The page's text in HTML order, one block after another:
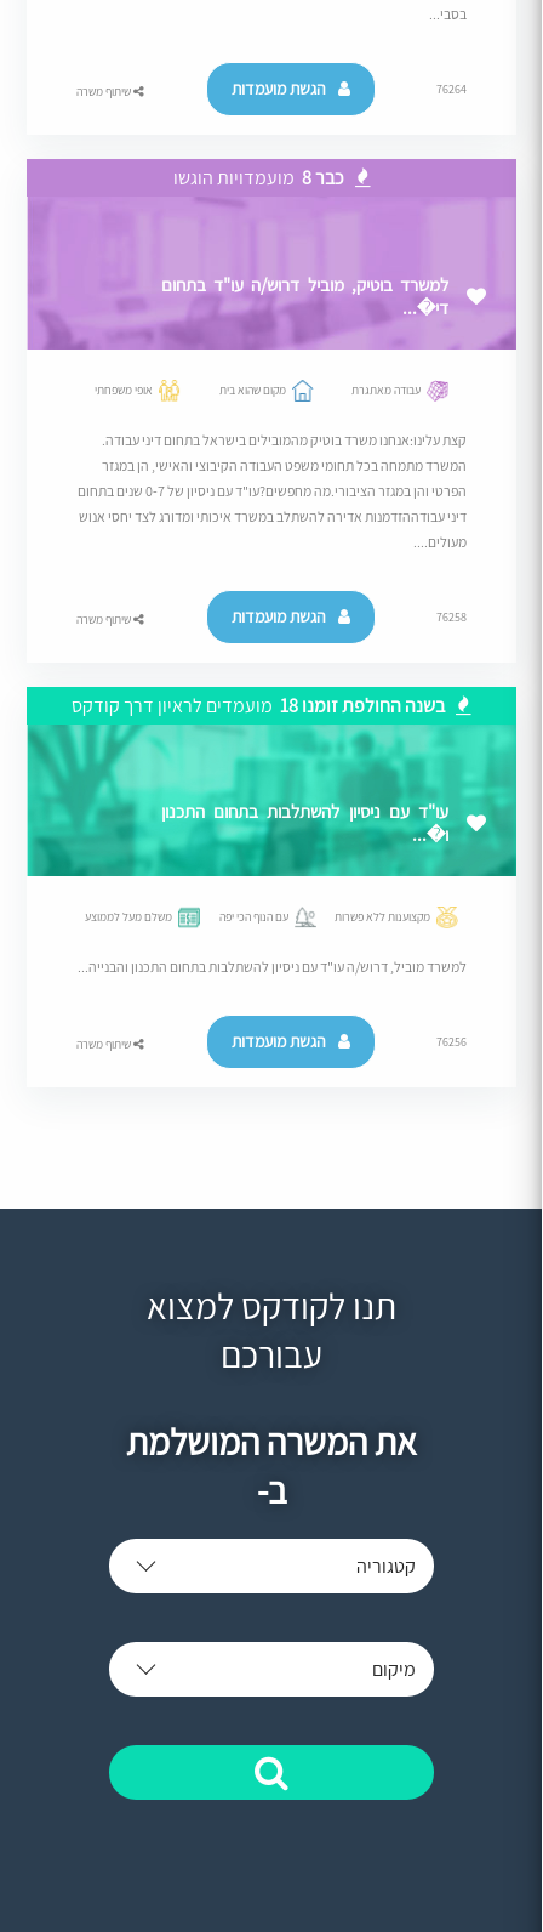
בסבי...
76264 הגשת מועמדות שיתוף משרה
כבר 8 מועמדויות הוגשו
למשרד בוטיק, מוביל דרוש/ה עו"ד בתחום
די�...
עבודה מאתגרת מקום שהוא בית אופי משפחתי
קצת עלינו:אנחנו משרד בוטיק מהמובילים בישראל בתחום דיני עבודה.
המשרד מתמחה בכל תחומי משפט העבודה הקיבוצי והאישי, הן במגזר
הפרטי והן במגזר הציבורי.מה מחפשים?עו"ד עם ניסיון של 0-7 שנים בתחום
דיני עבודההזדמנות אדירה להשתלב במשרד איכותי ומדורג לצד יחסי אנוש
מעולים....
76258 הגשת מועמדות שיתוף משרה
בשנה החולפת זומנו 18 מועמדים לראיון דרך קודקס
עו"ד עם ניסיון להשתלבות בתחום התכנון
ו�...
מקצוענות ללא פשרות עם הנוף הכי יפה משלם מעל לממוצע
למשרד מוביל, דרוש/ה עו"ד עם ניסיון להשתלבות בתחום התכנון והבנייה...
76256 הגשת מועמדות שיתוף משרה
תנו לקודקס למצוא
עבורכם
את המשרה המושלמת
ב-
קטגוריה
מיקום